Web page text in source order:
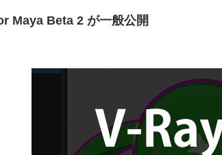
Maya Beta 2 が一般公開